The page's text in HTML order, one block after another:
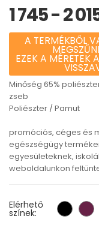
1 745 - 2
A TERMÉKBŐL
EZEK A MÉRETEK
Minőség 65%
zseb
Poliészter / Pamut
promóciós, céges és
egészségügy
egyesületeknek,
weboldalunkon
Elérhető
színek: